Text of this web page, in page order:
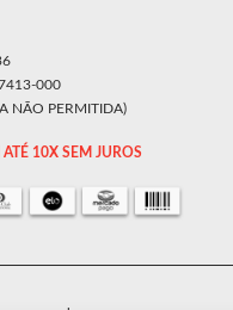
000
NÃO PERMITIDA)
10X SEM JUROS